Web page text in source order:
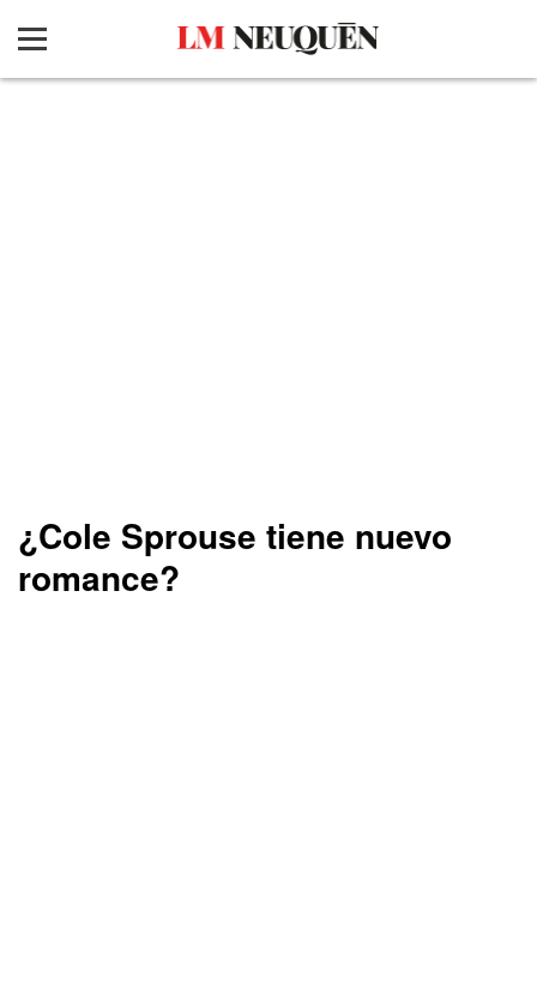
¿Cole Sprouse tiene nuevo
romance?